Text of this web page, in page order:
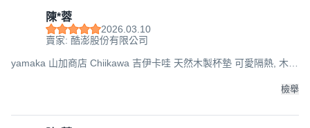
陳*蓉
2026.03.10
賣家: 酷澎股份有限公司
yamaka 山加商店 Chiikawa 吉伊卡哇 天然木製杯墊 可愛隔熱, 木頭
檢舉